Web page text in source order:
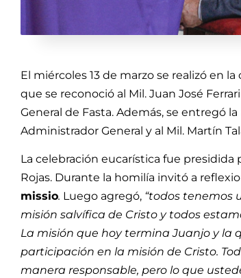
El miércoles 13 de marzo se realizó en
que se reconoció al Mil. Juan José
General de Fasta. Además, se entregó
Administrador General y al Mil. Martín
La celebración eucarística fue presidida
Rojas. Durante la homilía invitó a
missio. Luego agregó, “todos tenemos
misión salvífica de Cristo y todos
La misión que hoy termina Juanjo y la
participación en la misión de Cristo.
manera responsable, pero lo que